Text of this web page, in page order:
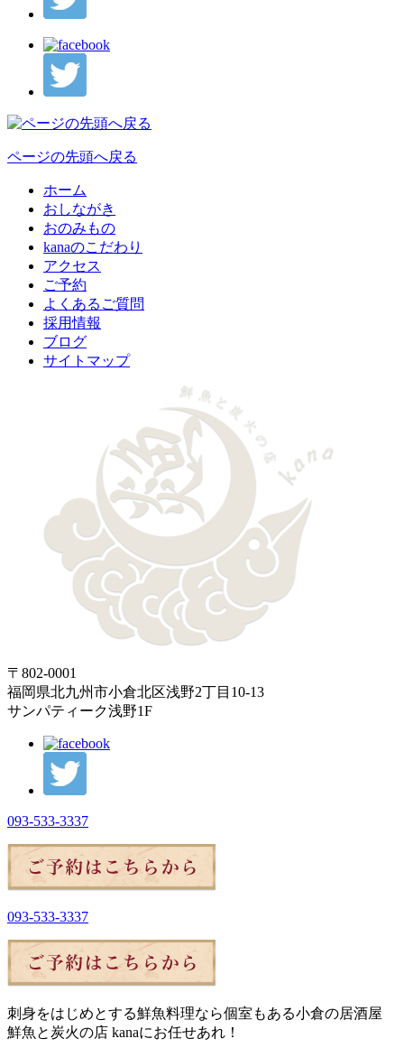
ページの先頭へ戻る
ホーム
おしながき
おのみもの
kanaのこだわり
アクセス
ご予約
よくあるご質問
採用情報
ブログ
サイトマップ
〒802-0001
福岡県北九州市小倉北区浅野2丁目10-13
サンパティーク浅野1F
093-533-3337
093-533-3337
刺身をはじめとする鮮魚料理なら個室もある小倉の居酒屋
鮮魚と炭火の店 kanaにお任せあれ！